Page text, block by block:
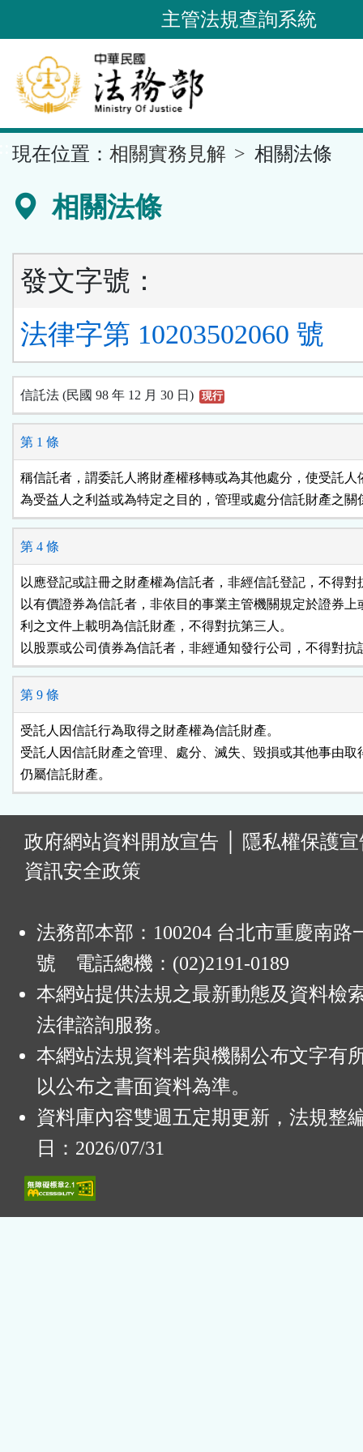
到
要
內
容
區
主管法規查詢系統
現在位置： 相關實務見解 相關法條
相關法條
發文字號：
法律字第 10203502060 號
信託法 (民國 98 年 12 月 30 日) 現行
第 1 條
稱信託者，謂委託人將財產權移轉或為其他處分，使受託人
為受益人之利益或為特定之目的，管理或處分信託財產之關
第 4 條
以應登記或註冊之財產權為信託者，非經信託登記，不得對
以有價證券為信託者，非依目的事業主管機關規定於證券上
利之文件上載明為信託財產，不得對抗第三人。
以股票或公司債券為信託者，非經通知發行公司，不得對抗
第 9 條
受託人因信託行為取得之財產權為信託財產。
受託人因信託財產之管理、處分、滅失、毀損或其他事由取
仍屬信託財產。
政府網站資料開放宣告
隱私權保護
資訊安全政策
法務部本部：100204 台北市重慶南路
號 電話總機：(02)2191-0189
本網站提供法規之最新動態及資料檢
法律諮詢服務。
本網站法規資料若與機關公布文字有
以公布之書面資料為準。
資料庫內容雙週五定期更新，法規整
日：2026/07/31